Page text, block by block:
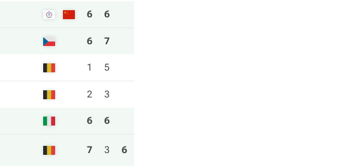
6 6
6 7
1 5
2 3
6 6
7 3 6